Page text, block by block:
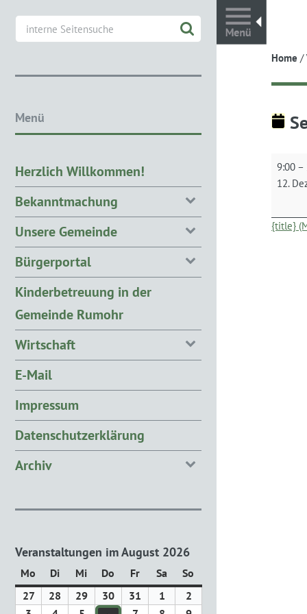
Home /
9:00 –
12.
{title}
Menü
Herzlich Willkommen!
Bekanntmachung
Unsere Gemeinde
Bürgerportal
Kinderbetreuung in der
Gemeinde Rumohr
Wirtschaft
E-Mail
Impressum
Datenschutzerklärung
Archiv
Veranstaltungen im August 2026
Mo Montag
DiDienstag
Mi Mittwoch
Do Donnerstag
FrFreitag
Sa Samstag
So
2727. 28 29 30 31 1 2